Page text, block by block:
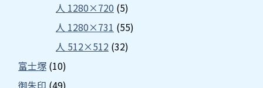
人 1280×720 (5)
人 1280×731 (55)
人 512×512 (32)
富士塚 (10)
御朱印 (49)